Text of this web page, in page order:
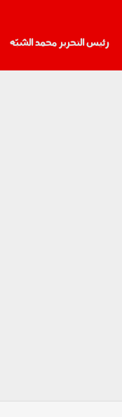
رئيس التحرير محمد الشبّه